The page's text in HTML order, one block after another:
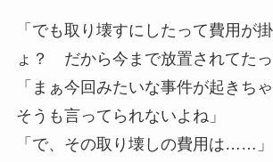
「でも取り壊すにしたって費用が
ょ？ だから今まで放置されてたっ
「まぁ今回みたいな事件が起きち
そうも言ってられないよね」
「で、その取り壊しの費用は……」